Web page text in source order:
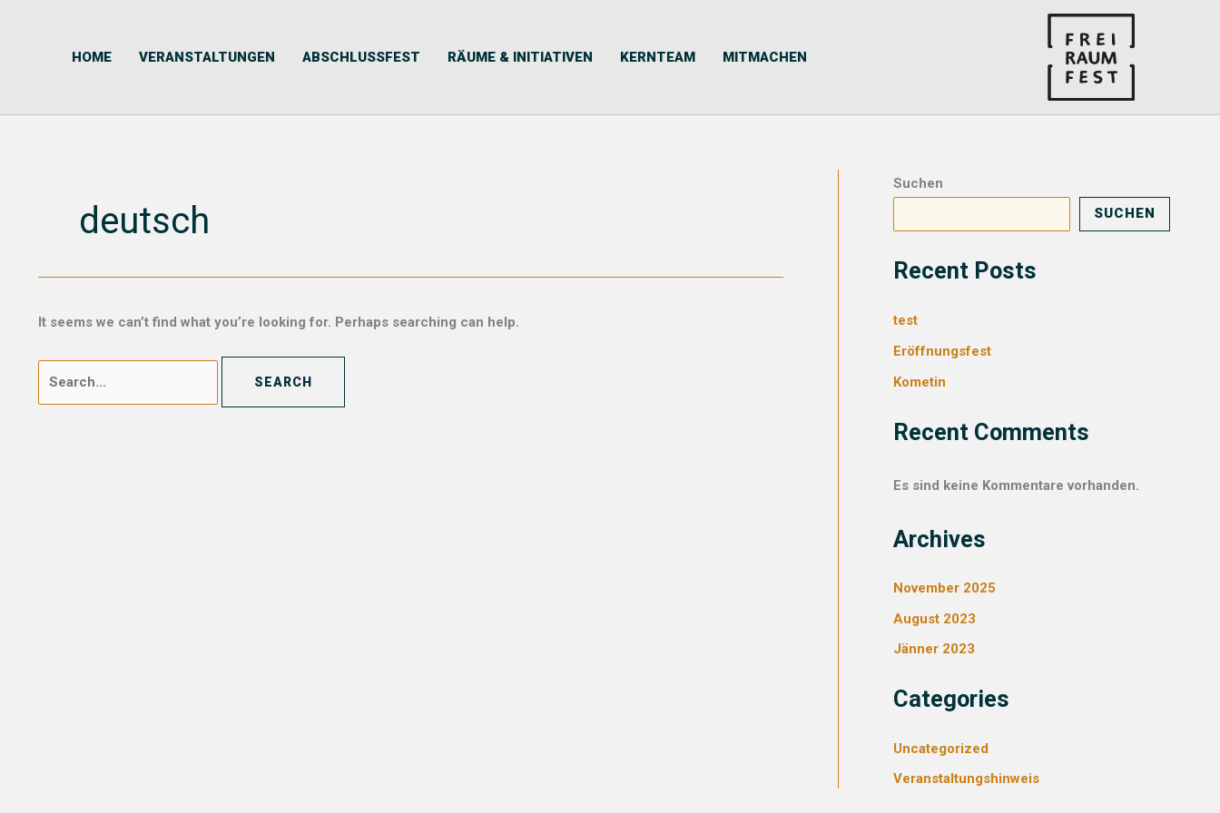
HOME VERANSTALTUNGEN ABSCHLUSSFEST RÄUME & INITIATIVEN KERNTEAM MITMACHEN
deutsch
It seems we can’t find what you’re looking for. Perhaps searching can help.
Suchen
SUCHEN
Recent Posts
test
Eröffnungsfest
Kometin
Recent Comments
Es sind keine Kommentare vorhanden.
Archives
November 2025
August 2023
Jänner 2023
Categories
Uncategorized
Veranstaltungshinweis